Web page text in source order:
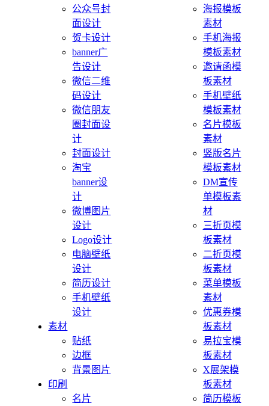
公众号封
面设计
贺卡设计
banner广
告设计
微信二维
码设计
微信朋友
圈封面设
计
封面设计
淘宝
banner设
计
微博图片
设计
Logo设计
电脑壁纸
设计
简历设计
手机壁纸
设计
素材
贴纸
边框
背景图片
印刷
名片
海报模板
素材
手机海报
模板素材
邀请函模
板素材
手机壁纸
模板素材
名片模板
素材
竖版名片
模板素材
DM宣传
单模板素
材
三折页模
板素材
二折页模
板素材
菜单模板
素材
优惠券模
板素材
易拉宝模
板素材
X展架模
板素材
简历模板